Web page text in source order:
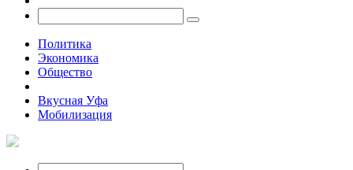
Политика
Экономика
Общество
Вкусная Уфа
Мобилизация